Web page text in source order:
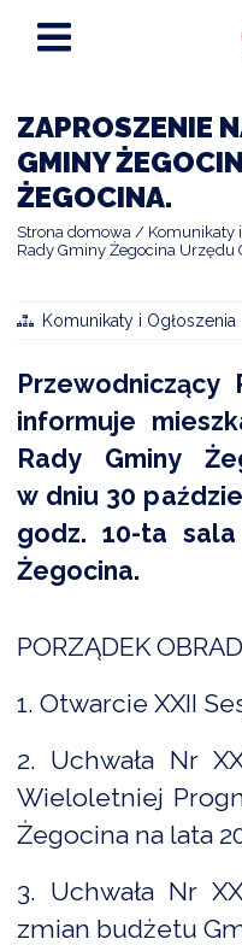
ZAPROSZENIE
GMINY
ŻEGOCINA.
Strona domowa Komunikaty
Rady Gminy Żegocina Urzędu
Komunikaty i Ogłoszenia
Przewodniczący
informuje
Rady Gminy
w dniu 30
godz. 10-ta
Żegocina.
PORZĄDEK
1. Otwarcie XXII
2. Uchwała Nr
Wieloletniej
Żegocina na lata
3. Uchwała Nr
zmian budżetu